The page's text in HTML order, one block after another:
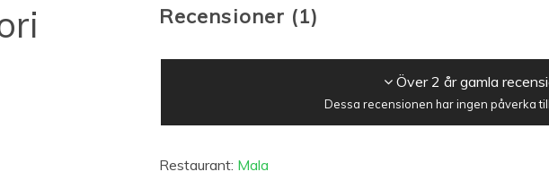
Recensioner (1)
Över 2 år gamla
Dessa recensionen har ingen påverka
Restaurant: Mala